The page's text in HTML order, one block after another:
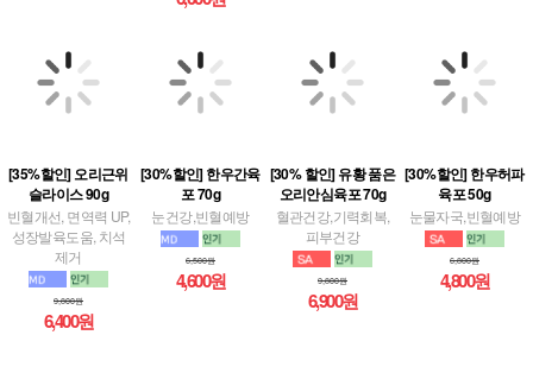
슬라이스 90g
빈혈개선, 면역력 UP,
성장발육도움, 치석
제거
9,800원
6,400원
포 70g
눈건강,빈혈예방
6,500원
4,600원
오리안심육포 70g
혈관건강,기력회복,
피부건강
9,800원
6,900원
육포 50g
눈물자국,빈혈예방
6,800원
4,800원